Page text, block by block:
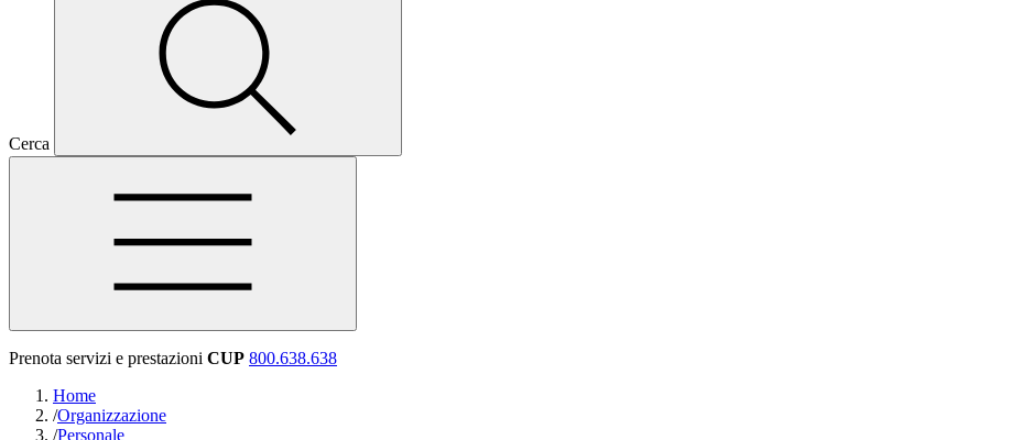
Cerca
Prenota servizi e prestazioni CUP 800.638.638
Home
/Organizzazione
/Personale